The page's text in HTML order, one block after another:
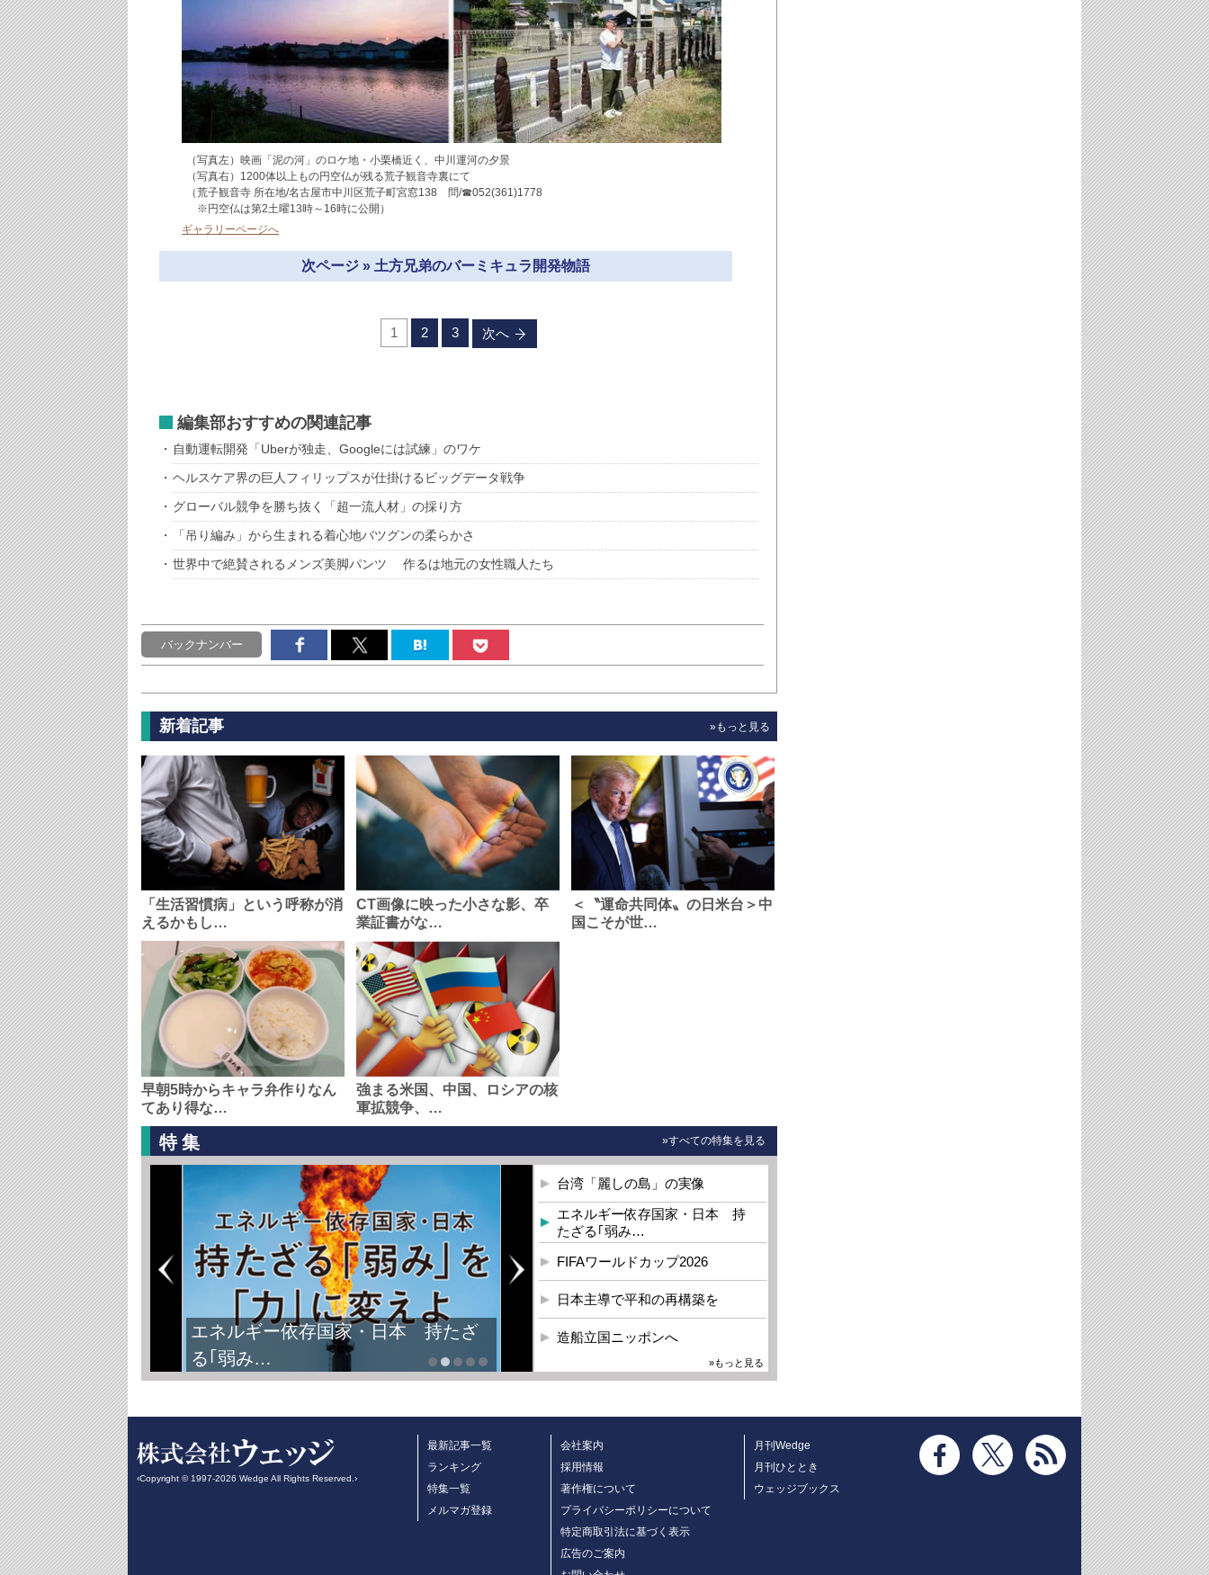
（写真左）映画「泥の河」のロケ地・小栗橋近く、中川運河の夕景
（写真右）1200体以上もの円空仏が残る荒子観音寺裏にて
（荒子観音寺 所在地/名古屋市中川区荒子町宮窓138 問/☎052(361)1778
※円空仏は第2土曜13時～16時に公開）
ギャラリーページへ
次ページ » 土方兄弟のバーミキュラ開発物語
1 2 3 次へ
編集部おすすめの関連記事
自動運転開発「Uberが独走、Googleには試練」のワケ
ヘルスケア界の巨人フィリップスが仕掛けるビッグデータ戦争
グローバル競争を勝ち抜く「超一流人材」の採り方
「吊り編み」から生まれる着心地バツグンの柔らかさ
世界中で絶賛されるメンズ美脚パンツ 作るは地元の女性職人たち
バックナンバー
新着記事 »もっと見る
「生活習慣病」という呼称が消
えるかもし…
CT画像に映った小さな影、卒
業証書がな…
＜〝運命共同体〟の日米台＞中
国こそが世…
早朝5時からキャラ弁作りなん
てあり得な…
強まる米国、中国、ロシアの核
軍拡競争、…
特集 »すべての特集を見る
エネルギー依存国家・日本 持たざ
る｢弱み…
台湾「麗しの島」の実像
エネルギー依存国家・日本 持
たざる｢弱み…
FIFAワールドカップ2026
日本主導で平和の再構築を
造船立国ニッポンへ
»もっと見る
‹Copyright © 1997-2026 Wedge All Rights Reserved.›
最新記事一覧
ランキング
特集一覧
メルマガ登録
会社案内
採用情報
著作権について
プライバシーポリシーについて
特定商取引法に基づく表示
広告のご案内
月刊Wedge
月刊ひととき
ウェッジブックス